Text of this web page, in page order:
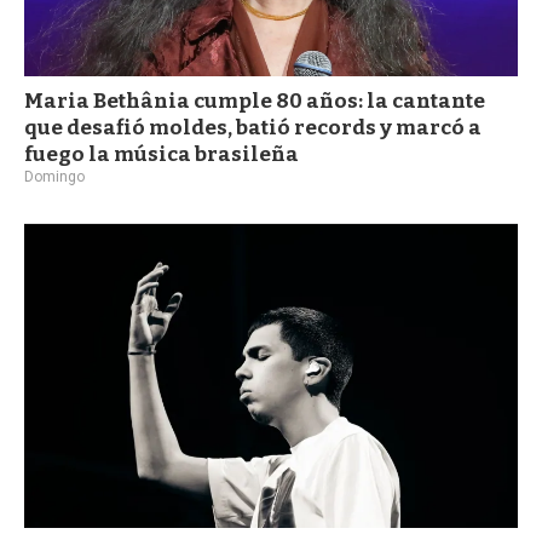
Maria Bethânia cumple 80 años: la cantante
que desafió moldes, batió records y marcó a
fuego la música brasileña
Domingo